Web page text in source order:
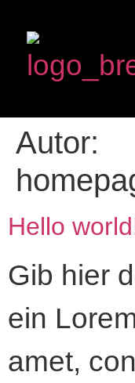
Autor:
Hello
Gib hier
ein
amet,